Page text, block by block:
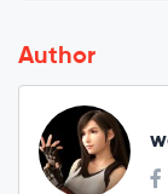
Author